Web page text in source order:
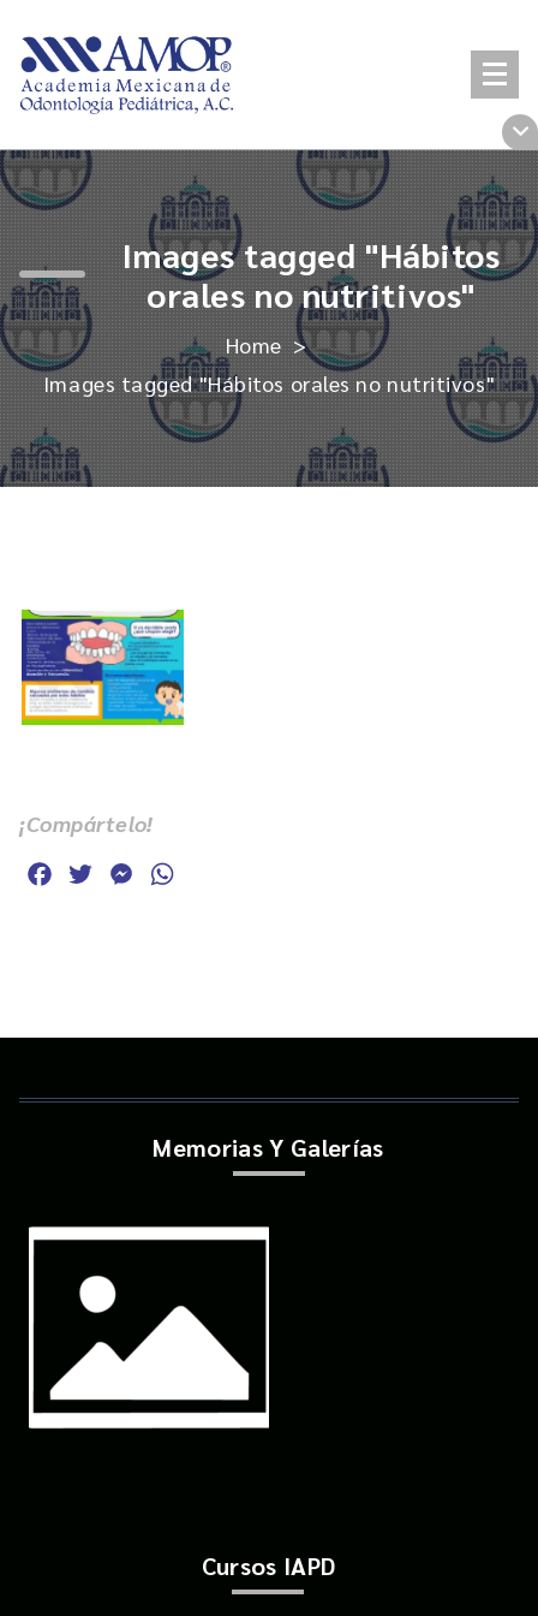
content
Images tagged "Hábitos
orales no nutritivos"
Home>
Images tagged "Hábitos orales no nutritivos"
¡Compártelo!
FacebookTwitterMessenger
Memorias Y Galerías
Cursos IAPD